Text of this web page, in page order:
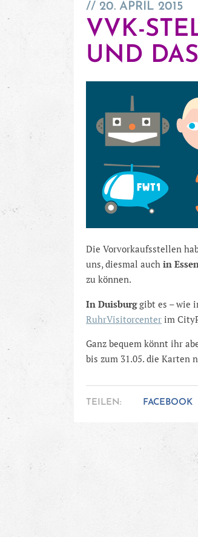
20. APRIL 2015
VVK-
UND
Die Vorvorkaufsstellen
uns, diesmal auch in
zu können.
In Duisburggibt es – wie
RuhrVisitorcenter im
Ganz bequem könnt ihr
bis zum 31.05. die Karten
TEILEN: FACEBOOK